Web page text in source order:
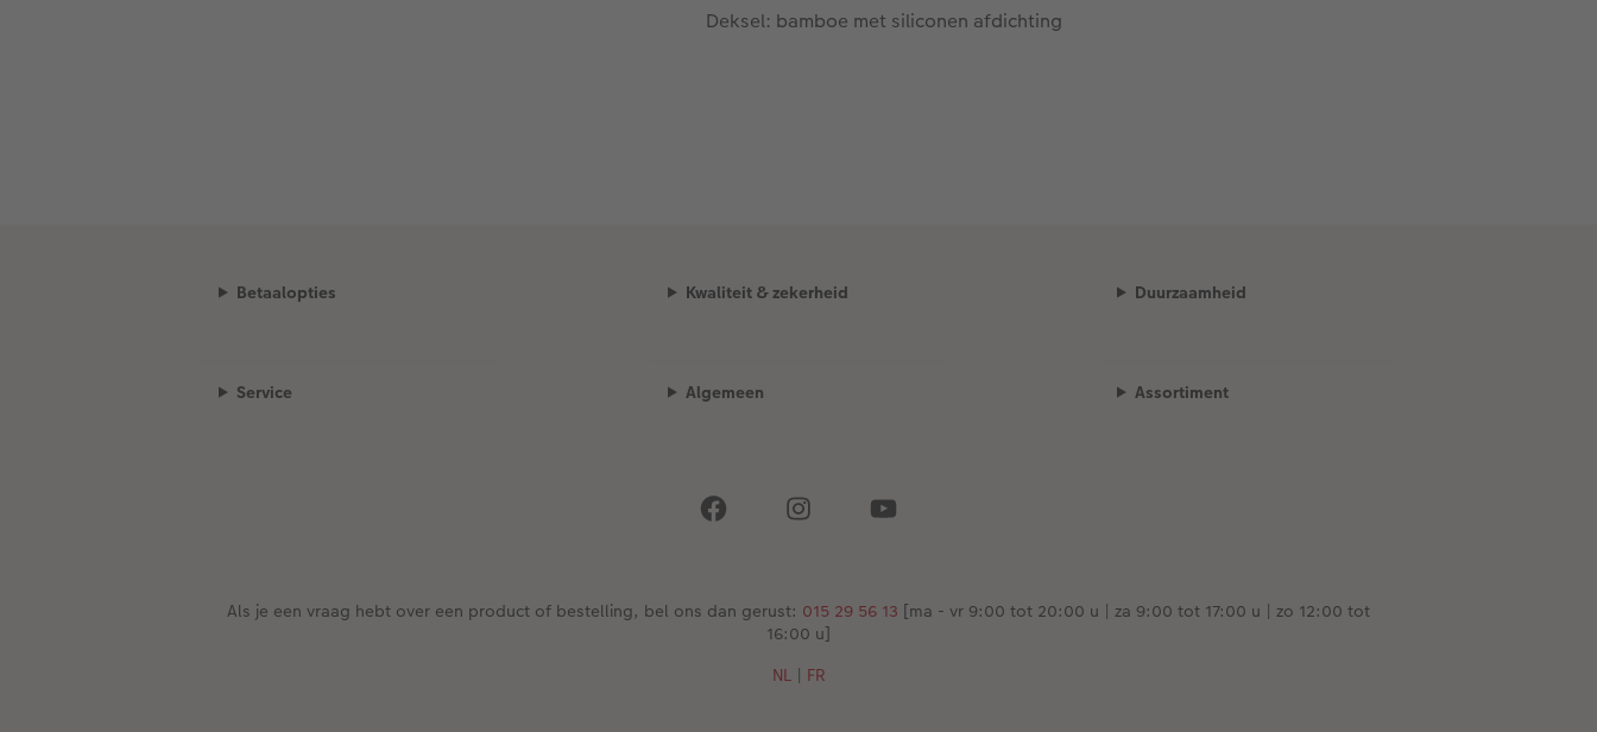
Deksel: bamboe met siliconen afdichting
Betaalopties Kwaliteit & zekerheid Duurzaamheid
Service Algemeen Assortiment
Als je een vraag hebt over een product of bestelling, bel ons dan gerust: 015 29 56 13 [ma - vr 9:00 tot 20:00 u | za 9:00 tot 17:00 u | zo 12:00 tot
16:00 u]
NL| FR